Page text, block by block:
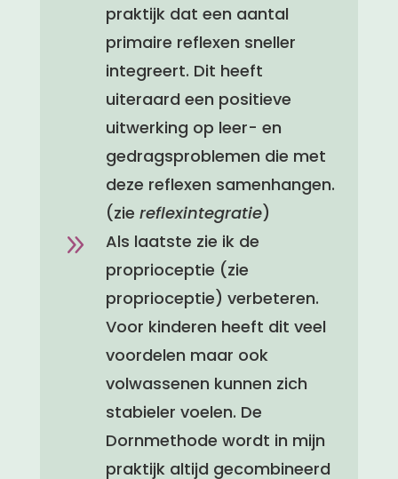
praktijk dat een aantal
primaire reflexen sneller
integreert. Dit heeft
uiteraard een positieve
uitwerking op leer- en
gedragsproblemen die met
deze reflexen samenhangen.
(zie reflexintegratie)
9
Als laatste zie ik de
proprioceptie (zie
proprioceptie) verbeteren.
Voor kinderen heeft dit veel
voordelen maar ook
volwassenen kunnen zich
stabieler voelen. De
Dornmethode wordt in mijn
praktijk altijd gecombineerd